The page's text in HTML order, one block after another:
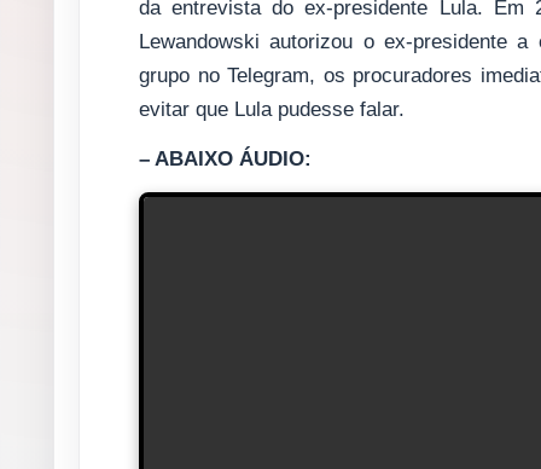
da entrevista do ex-presidente Lula.
Lewandowski autorizou o ex-presidente
grupo no Telegram, os procuradores
evitar que Lula pudesse falar.
– ABAIXO ÁUDIO: